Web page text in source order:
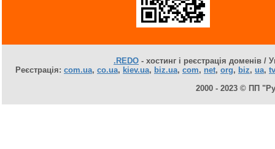
.REDO - хостинг і реєстрація доменів /
Реєстрація: com.ua, co.ua, kiev.ua, biz.ua, com, net, org, biz, ua, tv
2000 - 2023 © ПП